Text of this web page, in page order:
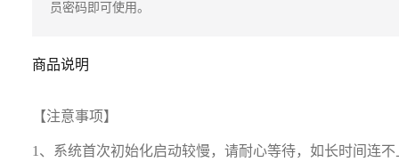
员密码即可使用。
商品说明
【注意事项】
1、系统首次初始化启动较慢，请耐心等待，如长时间连